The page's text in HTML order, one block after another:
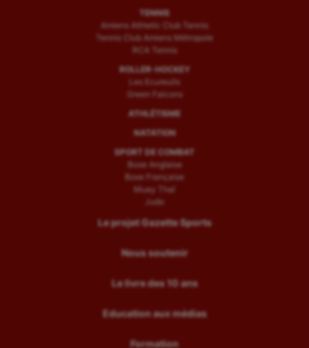
TENNIS
Amiens Athletic Club Tennis
Tennis Club Amiens Métropole
RCA Tennis
ROLLER-HOCKEY
Les Ecureuils
Green Falcons
ATHLÉTISME
NATATION
SPORT DE COMBAT
Boxe Anglaise
Boxe Française
Muay Thaï
Judo
Le projet Gazette Sports
Nous soutenir
Le livre des 10 ans
Education aux médias
Formation